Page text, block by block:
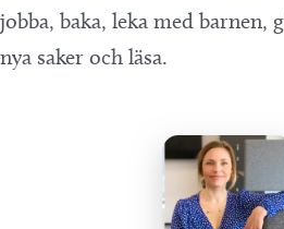
jobba, baka, leka med barnen,
nya saker och läsa.